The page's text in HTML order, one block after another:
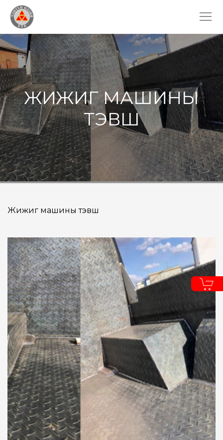
ЖИЖИГ МАШИНЫ
ТЭВШ
Жижиг машины тэвш